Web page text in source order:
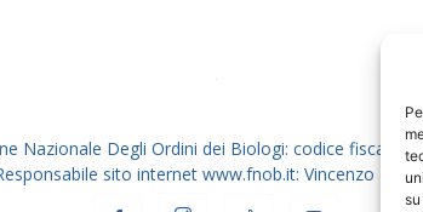
dei
Nazionale Degli Ordini dei Biologi: codice fiscale
sito internet www.fnob.it: Vincenzo